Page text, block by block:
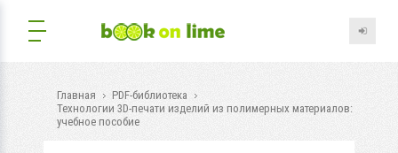
Главная
PDF-библиотека
Технологии 3D-печати изделий из полимерных материалов:
учебное пособие